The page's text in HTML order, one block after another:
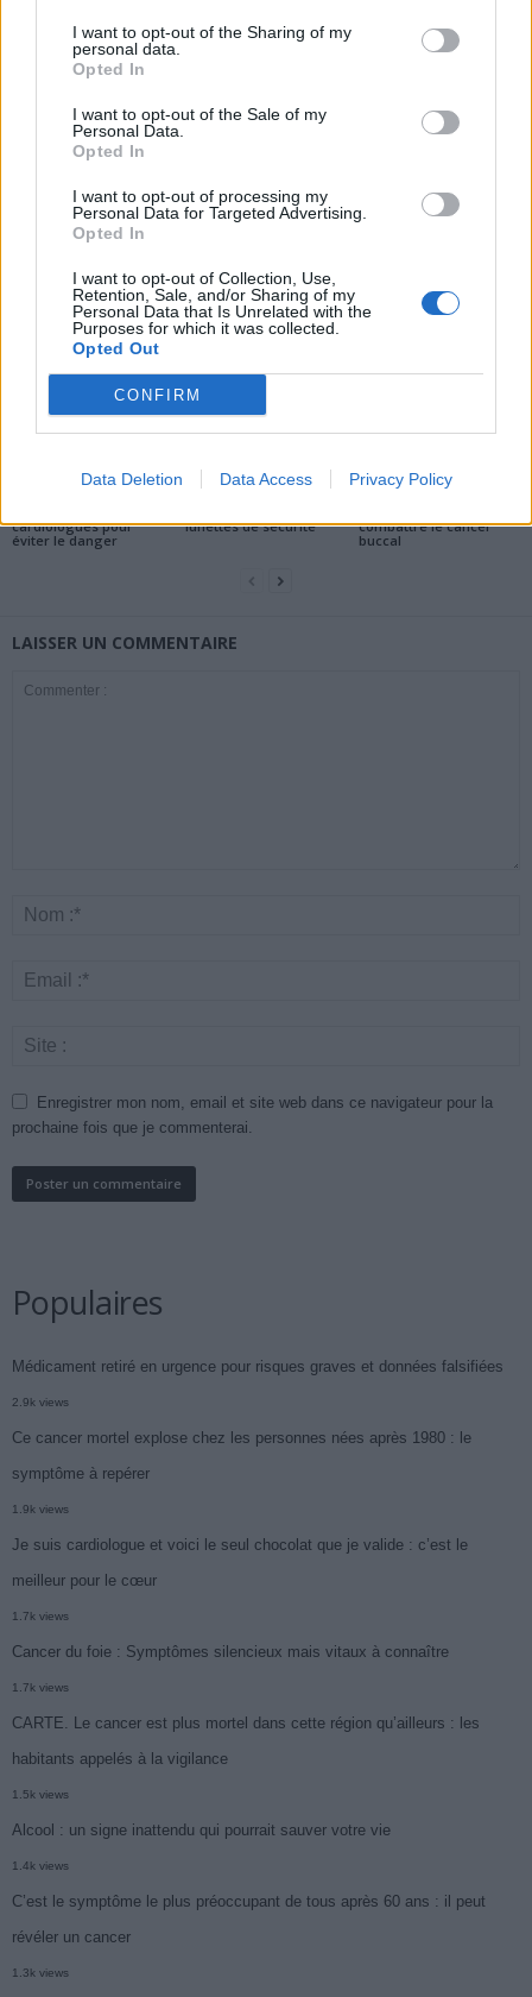
I want to opt-out of the Sharing of my
personal data.
Opted In
I want to opt-out of the Sale of my
Personal Data.
Opted In
I want to opt-out of processing my
Personal Data for Targeted Advertising.
Opted In
I want to opt-out of Collection, Use,
Retention, Sale, and/or Sharing of my
Personal Data that Is Unrelated with the
Purposes for which it was collected.
Opted Out
CONFIRM
Data Deletion Data Access Privacy Policy
défier la science
avant qu’il ne soit trop
ARTICLES CONNEXES PLUS DE L'AUTEUR
cardiologues pour
éviter le danger
Santé
lunettes de sécurité
Santé
combattre le cancer
buccal
LAISSER UN COMMENTAIRE
Enregistrer mon nom, email et site web dans ce navigateur pour la
prochaine fois que je commenterai.
Populaires
Médicament retiré en urgence pour risques graves et données falsifiées
2.9k views
Ce cancer mortel explose chez les personnes nées après 1980 : le
symptôme à repérer
1.9k views
Je suis cardiologue et voici le seul chocolat que je valide : c’est le
meilleur pour le cœur
1.7k views
Cancer du foie : Symptômes silencieux mais vitaux à connaître
1.7k views
CARTE. Le cancer est plus mortel dans cette région qu’ailleurs : les
habitants appelés à la vigilance
1.5k views
Alcool : un signe inattendu qui pourrait sauver votre vie
1.4k views
C’est le symptôme le plus préoccupant de tous après 60 ans : il peut
révéler un cancer
1.3k views